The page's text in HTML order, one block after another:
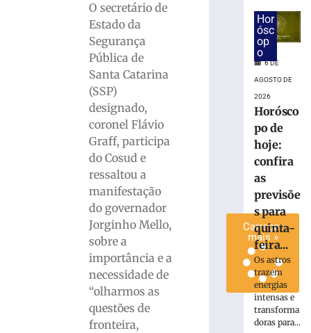
O secretário de
Estado da
Segurança
Pública de
Santa Catarina
(SSP)
designado,
coronel Flávio
Graff, participa
do Cosud e
ressaltou a
manifestação
do governador
Jorginho Mello,
sobre a
importância e a
necessidade de
“olharmos as
questões de
fronteira,
criou
desde
infância
Carregar
mais »
Hor
ósc
op
o
6 DE
AGOSTO DE
2026
Horósco
po de
hoje:
confira
as
previsõe
s para
quinta-
feira...
Os astros
trazem
energias
intensas e
transforma
doras para...